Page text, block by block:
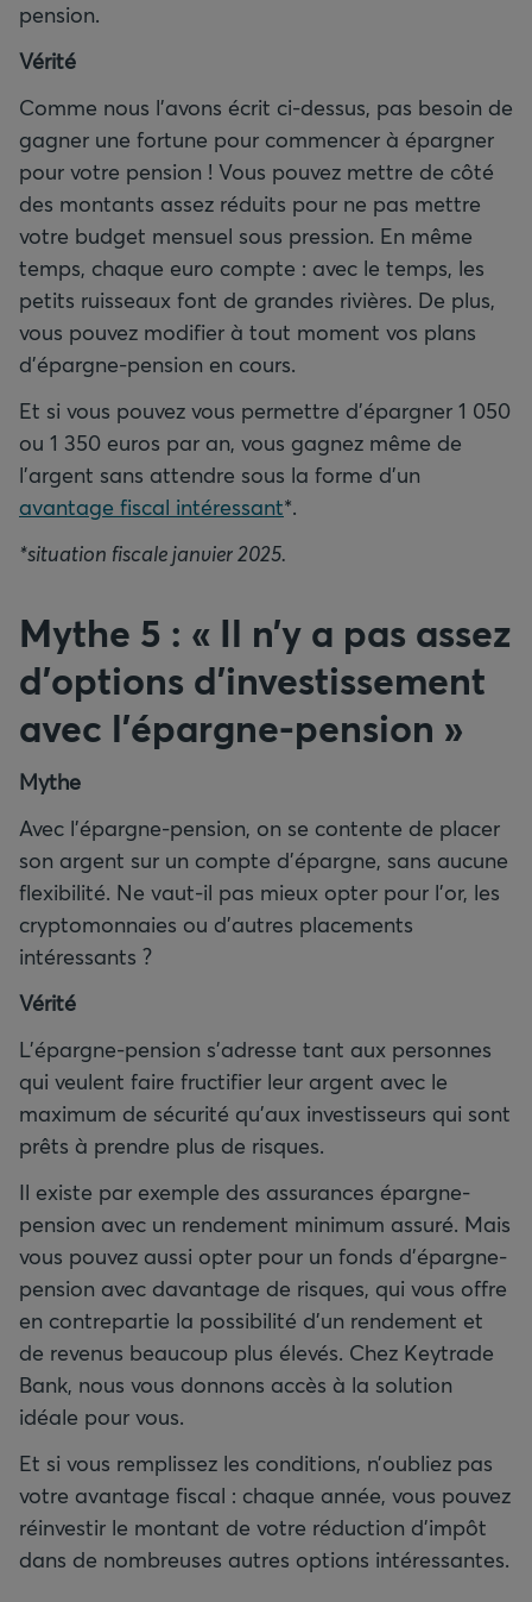
pension.
Vérité
Comme nous l’avons écrit ci-dessus, pas besoin de
gagner une fortune pour commencer à épargner
pour votre pension ! Vous pouvez mettre de côté
des montants assez réduits pour ne pas mettre
votre budget mensuel sous pression. En même
temps, chaque euro compte : avec le temps, les
petits ruisseaux font de grandes rivières. De plus,
vous pouvez modifier à tout moment vos plans
d’épargne-pension en cours.
Et si vous pouvez vous permettre d’épargner 1 050
ou 1 350 euros par an, vous gagnez même de
l’argent sans attendre sous la forme d’un
avantage fiscal intéressant*.
*situation fiscale janvier 2025.
Mythe 5 : « Il n’y a pas assez
d’options d’investissement
avec l’épargne-pension »
Mythe
Avec l’épargne-pension, on se contente de placer
son argent sur un compte d’épargne, sans aucune
flexibilité. Ne vaut-il pas mieux opter pour l’or, les
cryptomonnaies ou d’autres placements
intéressants ?
Vérité
L’épargne-pension s’adresse tant aux personnes
qui veulent faire fructifier leur argent avec le
maximum de sécurité qu’aux investisseurs qui sont
prêts à prendre plus de risques.
Il existe par exemple des assurances épargne-
pension avec un rendement minimum assuré. Mais
vous pouvez aussi opter pour un fonds d’épargne-
pension avec davantage de risques, qui vous offre
en contrepartie la possibilité d’un rendement et
de revenus beaucoup plus élevés. Chez Keytrade
Bank, nous vous donnons accès à la solution
idéale pour vous.
Et si vous remplissez les conditions, n’oubliez pas
votre avantage fiscal : chaque année, vous pouvez
réinvestir le montant de votre réduction d’impôt
dans de nombreuses autres options intéressantes.